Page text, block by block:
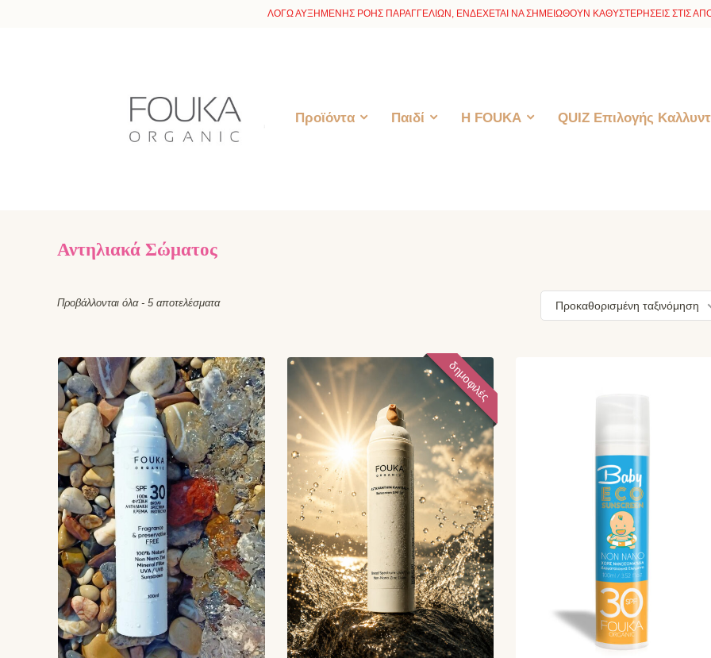
ΛΟΓΩ ΑΥΞΗΜΕΝΗΣ ΡΟΗΣ ΠΑΡΑΓΓΕΛΙΩΝ, ΕΝΔΕΧΕΤΑΙ ΝΑ ΣΗΜΕΙΩΘΟΥΝ ΚΑΘΥΣΤΕΡΗΣΕΙΣ ΣΤΙΣ
Προϊόντα Παιδί H FOUKA QUIZ Επιλογής
Αντηλιακά Σώματος
Προβάλλονται όλα - 5 αποτελέσματα Προκαθορισμένη ταξινόμηση
δημοφιλές